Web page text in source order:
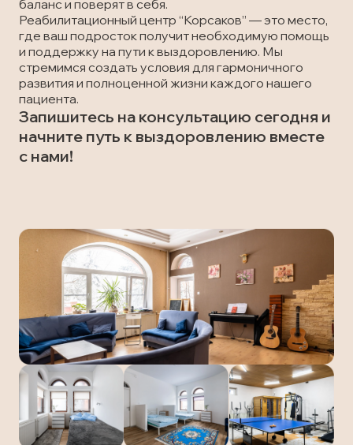
баланс и поверят в себя.
Реабилитационный центр “Корсаков” — это место,
где ваш подросток получит необходимую помощь
и поддержку на пути к выздоровлению. Мы
стремимся создать условия для гармоничного
развития и полноценной жизни каждого нашего
пациента.
Запишитесь на консультацию сегодня и
начните путь к выздоровлению вместе
с нами!